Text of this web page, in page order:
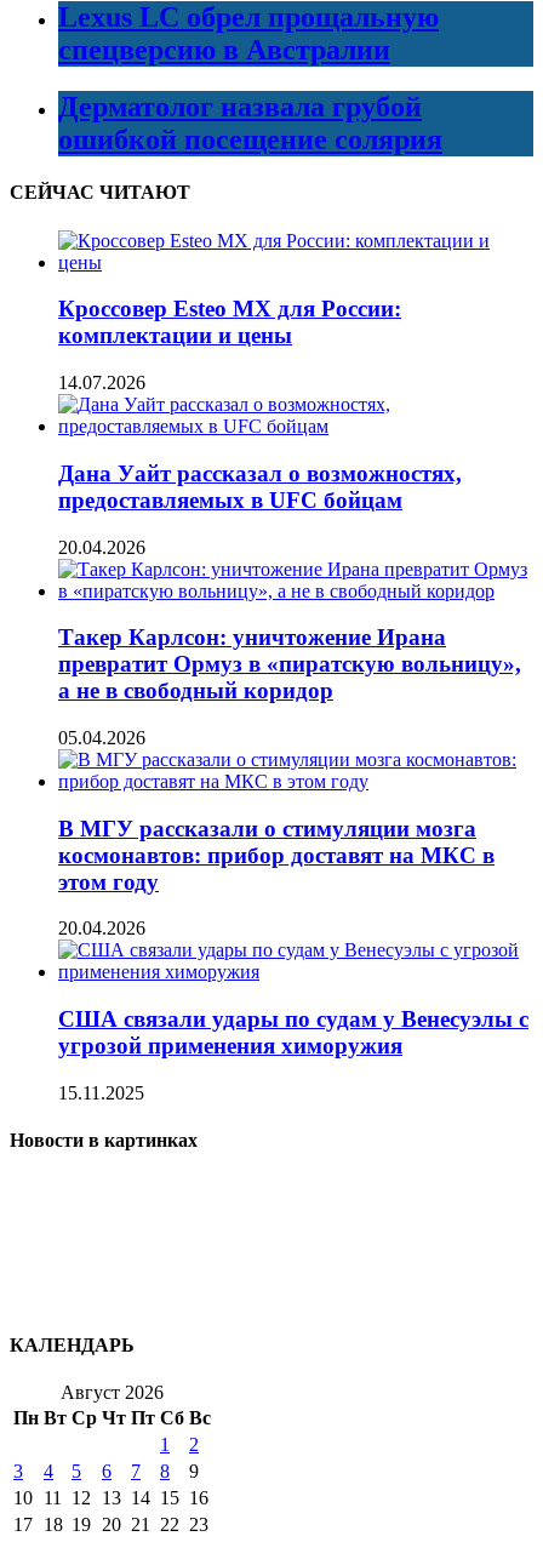
Lexus LC обрел прощальную
спецверсию в Австралии
Дерматолог назвала грубой
ошибкой посещение солярия
СЕЙЧАС ЧИТАЮТ
Кроссовер Esteo MX для России:
комплектации и цены
14.07.2026
Дана Уайт рассказал о возможностях,
предоставляемых в UFC бойцам
20.04.2026
Такер Карлсон: уничтожение Ирана
превратит Ормуз в «пиратскую вольницу»,
а не в свободный коридор
05.04.2026
В МГУ рассказали о стимуляции мозга
космонавтов: прибор доставят на МКС в
этом году
20.04.2026
США связали удары по судам у Венесуэлы с
угрозой применения химоружия
15.11.2025
Новости в картинках
КАЛЕНДАРЬ
Август 2026
Пн Вт Ср Чт Пт Сб Вс
1
2
3
4 5 6 7 8
9
10 11 12 13 14 15 16
17 18 19 20 21 22 23